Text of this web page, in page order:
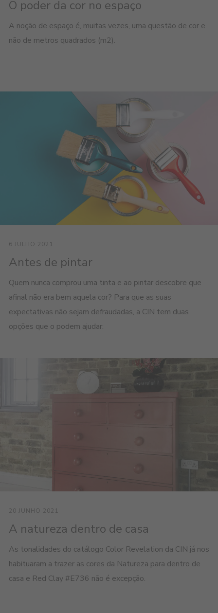
O poder da cor no espaço
A noção de espaço é, muitas vezes, uma questão de cor e
não de metros quadrados (m2).
6 JULHO 2021
Antes de pintar
Quem nunca comprou uma tinta e ao pintar descobre que
afinal não era bem aquela cor? Para que as suas
expectativas não sejam defraudadas, a CIN tem duas
opções que o podem ajudar:
20 JUNHO 2021
A natureza dentro de casa
As tonalidades do catálogo Color Revelation da CIN já nos
habituaram a trazer as cores da Natureza para dentro de
casa e Red Clay #E736 não é excepção.